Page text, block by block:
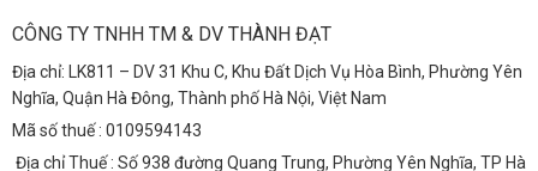
CÔNG TY TNHH TM & DV THÀNH ĐẠT
Địa chỉ: LK811 – DV 31 Khu C, Khu Đất Dịch Vụ Hòa Bình, Phường Yên
Nghĩa, Quận Hà Đông, Thành phố Hà Nội, Việt Nam
Mã số thuế : 0109594143
Địa chỉ Thuế : Số 938 đường Quang Trung, Phường Yên Nghĩa, TP Hà